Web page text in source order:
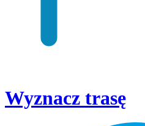
Wyznacz trasę